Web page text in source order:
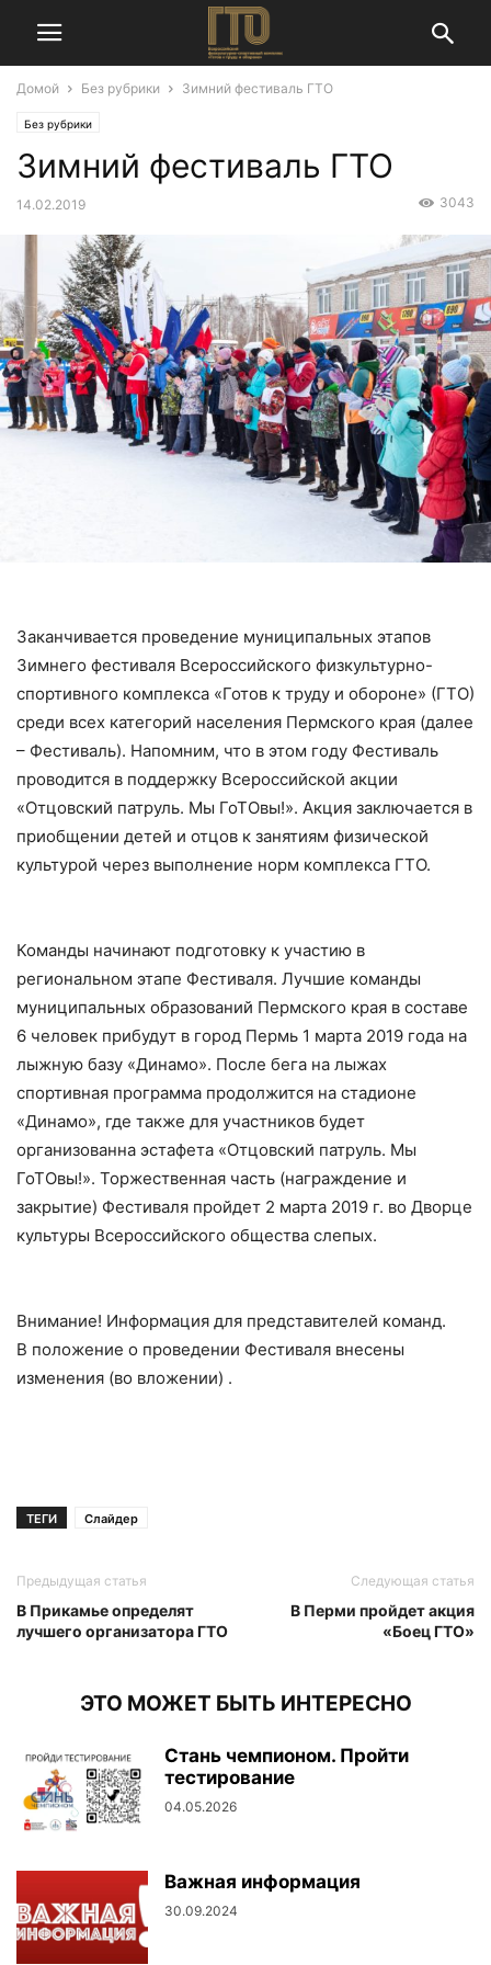
Домой Без рубрики Зимний фестиваль ГТО
Без рубрики
Зимний фестиваль ГТО
14.02.2019 3043
Заканчивается проведение муниципальных этапов
Зимнего фестиваля Всероссийского физкультурно-
спортивного комплекса «Готов к труду и обороне» (ГТО)
среди всех категорий населения Пермского края (далее
– Фестиваль). Напомним, что в этом году Фестиваль
проводится в поддержку Всероссийской акции
«Отцовский патруль. Мы ГоТОвы!». Акция заключается в
приобщении детей и отцов к занятиям физической
культурой через выполнение норм комплекса ГТО.
Команды начинают подготовку к участию в
региональном этапе Фестиваля. Лучшие команды
муниципальных образований Пермского края в составе
6 человек прибудут в город Пермь 1 марта 2019 года на
лыжную базу «Динамо». После бега на лыжах
спортивная программа продолжится на стадионе
«Динамо», где также для участников будет
организованна эстафета «Отцовский патруль. Мы
ГоТОвы!». Торжественная часть (награждение и
закрытие) Фестиваля пройдет 2 марта 2019 г. во Дворце
культуры Всероссийского общества слепых.
Внимание! Информация для представителей команд.
В положение о проведении Фестиваля внесены
изменения (во вложении) .
ТЕГИ Слайдер
Предыдущая статья
В Прикамье определят
лучшего организатора ГТО
Следующая статья
В Перми пройдет акция
«Боец ГТО»
ЭТО МОЖЕТ БЫТЬ ИНТЕРЕСНО
Стань чемпионом. Пройти
тестирование
04.05.2026
Важная информация
30.09.2024